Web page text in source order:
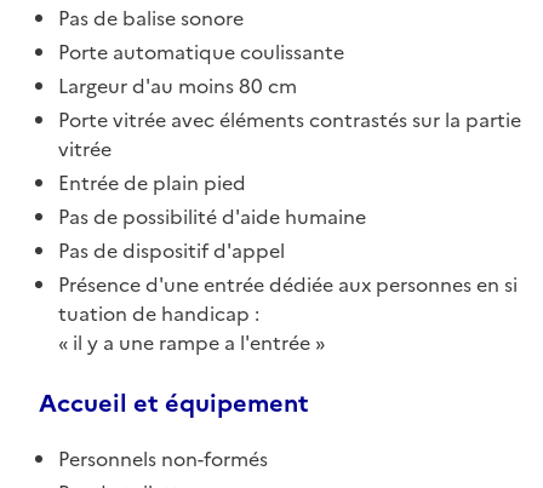
Pas de balise sonore
Porte automatique coulissante
Largeur d'au moins 80 cm
Porte vitrée avec éléments contrastés sur la partie
vitrée
Entrée de plain pied
Pas de possibilité d'aide humaine
Pas de dispositif d'appel
Présence d'une entrée dédiée aux personnes en si
tuation de handicap :
il y a une rampe a l'entrée
Accueil et équipement
Personnels non-formés